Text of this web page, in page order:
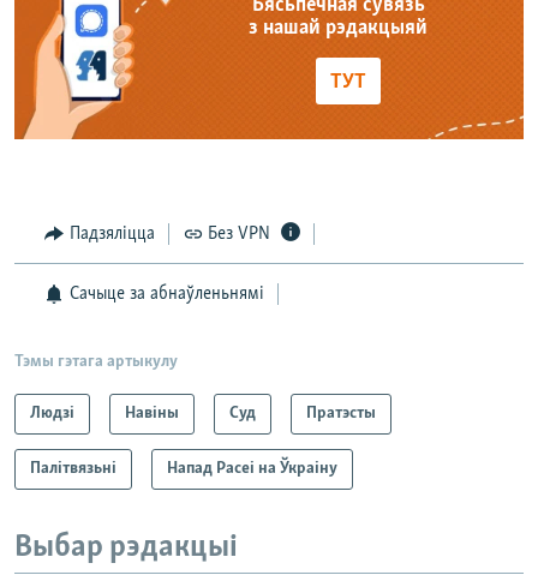
Бясьпечная сувязь
з нашай рэдакцыяй
ТУТ
Падзяліцца Без VPN
Сачыце за абнаўленьнямі
Тэмы гэтага артыкулу
Людзі Навіны Суд Пратэсты
Палітвязьні Напад Расеі на Ўкраіну
Выбар рэдакцыі